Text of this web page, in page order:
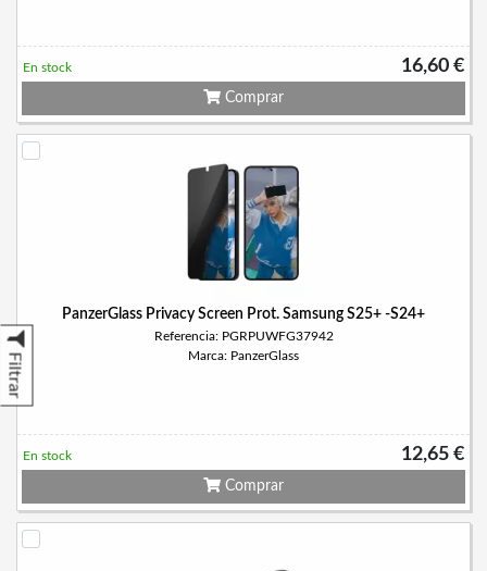
Filtrar
16,60 €
En stock
Comprar
PanzerGlass Privacy Screen Prot. Samsung S25+ -S24+
Referencia: PGRPUWFG37942
Marca: PanzerGlass
12,65 €
En stock
Comprar